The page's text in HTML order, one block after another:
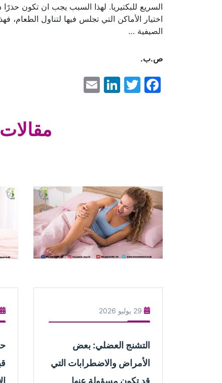
السريع للبكتيريا. لهذا السبب يجب ان تكون
اختيار الأماكن التي تجلس فيها لتناول
الصيفية …
ص.ب.
Facebook
Twitter
LinkedIn
29 يوليو 2026
التشنج العضلي: بعض
الأمراض والاضطرابات التي
قد تكون مسؤولة عنها